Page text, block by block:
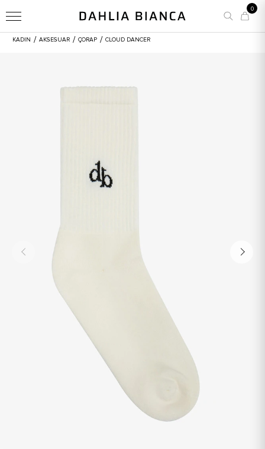
0
KADIN / AKSESUAR / ÇORAP / CLOUD DANCER